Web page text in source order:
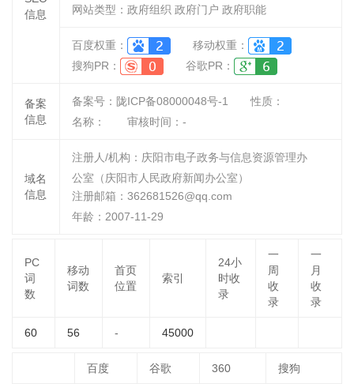
信息
网站类型：政府组织 政府门户 政府职能
百度权重：
移动权重：
搜狗PR：
谷歌PR：
备案
信息
备案号：陇ICP备08000048号-1
性质：
名称：
审核时间： -
域名
信息
注册人/机构：庆阳市电子政务与信息资源管理办
公室（庆阳市人民政府新闻办公室）
注册邮箱：362681526@qq.com
年龄：2007-11-29
PC
词
数
移动
词数
首页
位置
索引
24小
时收
录
一
周
收
录
一
月
收
录
60 56 - 45000
百度 谷歌 360 搜狗